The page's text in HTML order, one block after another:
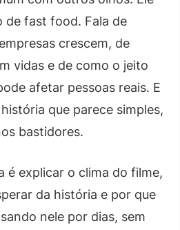
de fast food. Fala de
crescem, de
vidas e de como o jeito
afetar pessoas reais. E
que parece simples,
bastidores.
é explicar o clima do filme,
da história e por que
nele por dias, sem